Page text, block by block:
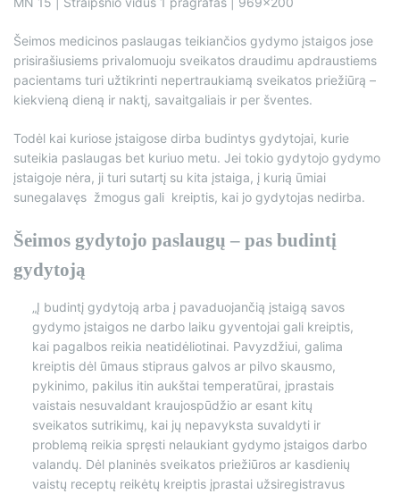
Šeimos medicinos paslaugas teikiančios gydymo įstaigos jose
prisirašiusiems privalomuoju sveikatos draudimu apdraustiems
pacientams turi užtikrinti nepertraukiamą sveikatos priežiūrą –
kiekvieną dieną ir naktį, savaitgaliais ir per šventes.
Todėl kai kuriose įstaigose dirba budintys gydytojai, kurie
suteikia paslaugas bet kuriuo metu. Jei tokio gydytojo gydymo
įstaigoje nėra, ji turi sutartį su kita įstaiga, į kurią ūmiai
sunegalavęs žmogus gali kreiptis, kai jo gydytojas nedirba.
Šeimos gydytojo paslaugų – pas budintį
gydytoją
„Į budintį gydytoją arba į pavaduojančią įstaigą savos
gydymo įstaigos ne darbo laiku gyventojai gali kreiptis,
kai pagalbos reikia neatidėliotinai. Pavyzdžiui, galima
kreiptis dėl ūmaus stipraus galvos ar pilvo skausmo,
pykinimo, pakilus itin aukštai temperatūrai, įprastais
vaistais nesuvaldant kraujospūdžio ar esant kitų
sveikatos sutrikimų, kai jų nepavyksta suvaldyti ir
problemą reikia spręsti nelaukiant gydymo įstaigos darbo
valandų. Dėl planinės sveikatos priežiūros ar kasdienių
vaistų receptų reikėtų kreiptis įprastai užsiregistravus